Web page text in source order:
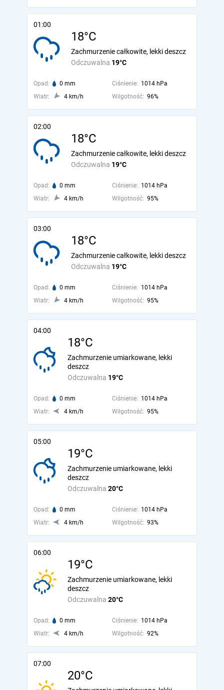
01:00
18°C
Odczuwalna 19°C
Zachmurzenie całkowite, lekki deszcz
Opad: 0 mm Ciśnienie: 1014 hPa
Wiatr:
4 km/h Wilgotność: 96%
02:00
18°C
Odczuwalna 19°C
Zachmurzenie całkowite, lekki deszcz
Opad: 0 mm Ciśnienie: 1014 hPa
Wiatr:
4 km/h Wilgotność: 95%
03:00
18°C
Odczuwalna 19°C
Zachmurzenie całkowite, lekki deszcz
Opad: 0 mm Ciśnienie: 1014 hPa
Wiatr:
4 km/h Wilgotność: 95%
04:00
18°C
Odczuwalna 19°C
Zachmurzenie umiarkowane, lekki
deszcz
Opad: 0 mm Ciśnienie: 1014 hPa
Wiatr:
4 km/h Wilgotność: 95%
05:00
19°C
Odczuwalna 20°C
Zachmurzenie umiarkowane, lekki
deszcz
Opad: 0 mm Ciśnienie: 1014 hPa
Wiatr:
4 km/h Wilgotność: 93%
06:00
19°C
Odczuwalna 20°C
Zachmurzenie umiarkowane, lekki
deszcz
Opad: 0 mm Ciśnienie: 1014 hPa
Wiatr:
4 km/h Wilgotność: 92%
07:00
20°C